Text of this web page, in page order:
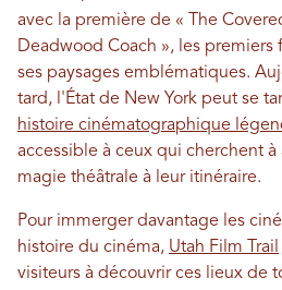
avec la première de « The
Deadwood Coach », les
ses paysages emblématiques.
tard, l'État de New York peut se
histoire cinématographique
accessible à ceux qui cherchent
magie théâtrale à leur itinéraire.
Pour immerger davantage les
histoire du cinéma, Utah Film Trail
visiteurs à découvrir ces lieux de